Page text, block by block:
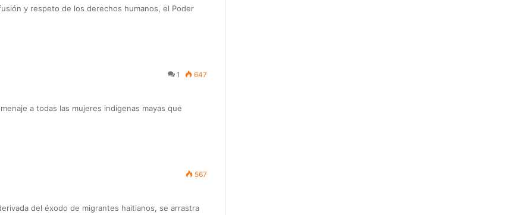
y respeto de los derechos humanos, el Poder
1 647
a todas las mujeres indígenas mayas que
567
del éxodo de migrantes haitianos, se arrastra